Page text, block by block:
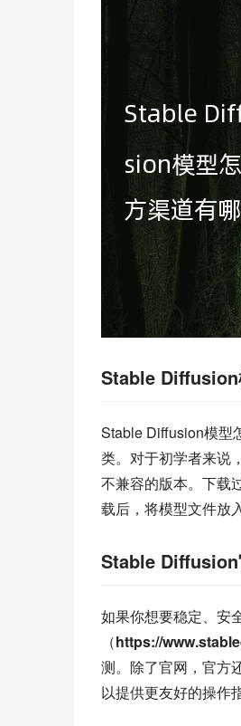
Stable Diffusion
Stable Diffusion模型
类。对于初学者来说
不兼容的版本。下载
载后，将模型文件放
Stable Diffusion
如果你想要稳定、安
（https://
测。除了官网，官方
以提供更友好的操作